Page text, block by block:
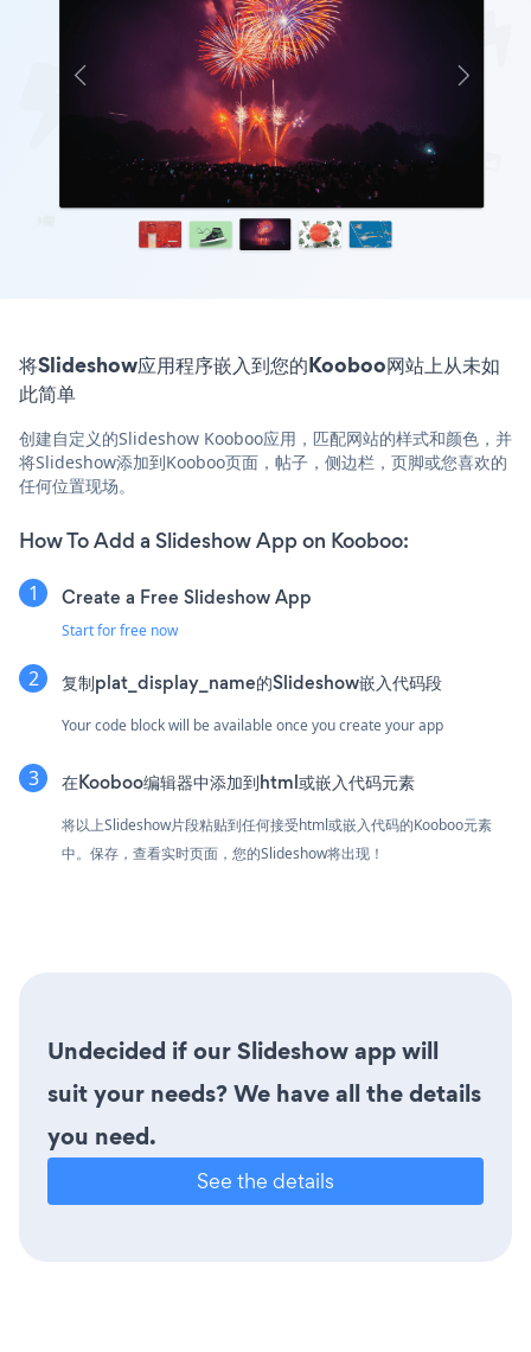
将Slideshow应用程序嵌入到您的Kooboo网站上从未如
此简单
创建自定义的Slideshow Kooboo应用，匹配网站的样式和颜色，并
将Slideshow添加到Kooboo页面，帖子，侧边栏，页脚或您喜欢的
任何位置现场。
How To Add a Slideshow App on Kooboo:
Create a Free Slideshow App
Start for free now
复制plat_display_name的Slideshow嵌入代码段
Your code block will be available once you create your app
在Kooboo编辑器中添加到html或嵌入代码元素
将以上Slideshow片段粘贴到任何接受html或嵌入代码的Kooboo元素
中。保存，查看实时页面，您的Slideshow将出现！
Undecided if our Slideshow app will
suit your needs? We have all the details
you need.
See the details